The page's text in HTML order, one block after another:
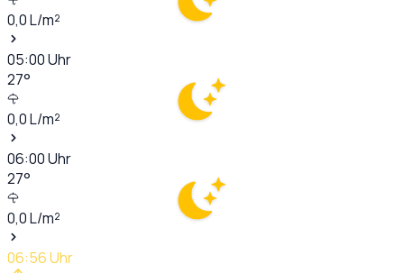
0,0L/m²
05:00Uhr
27°
0,0L/m²
06:00Uhr
27°
0,0L/m²
06:56Uhr